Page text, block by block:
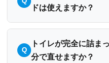
ドは使えますか？
トイレが完全に詰ま
分で直せますか？